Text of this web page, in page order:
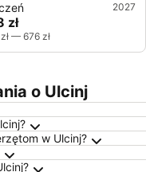
2027
zł
— 676 zł
o Ulcinj
w Ulcinj?